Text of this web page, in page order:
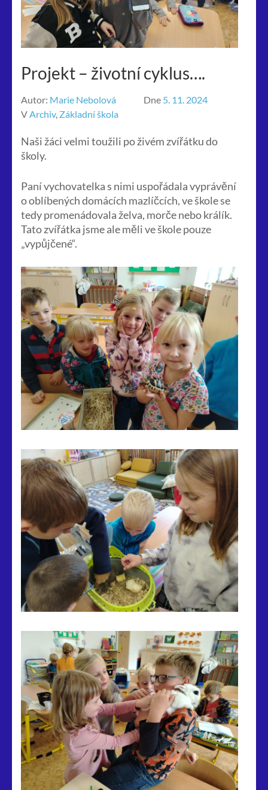
Projekt – životní cyklus….
Autor: Marie Nebolová Dne 5. 11. 2024
VArchiv, Základní škola
Naši žáci velmi toužili po živém zvířátku do
školy.
Paní vychovatelka s nimi uspořádala vyprávění
o oblíbených domácích mazlíčcích, ve škole se
tedy promenádovala želva, morče nebo králík.
Tato zvířátka jsme ale měli ve škole pouze
„vypůjčené“.